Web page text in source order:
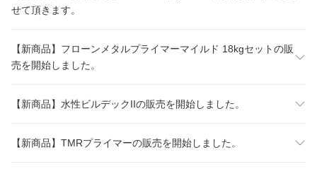
せて頂きます。
【新商品】フローンメタルプライマーマイルド 18kgセットの販
売を開始しました。
【新商品】水性ビルデックIIの販売を開始しました。
【新商品】TMRプライマーの販売を開始しました。